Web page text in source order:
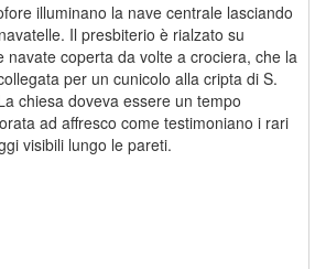
illuminano la nave centrale lasciando
Il presbiterio è rialzato su
navate coperta da volte a crociera, che la
per un cunicolo alla cripta di S.
chiesa doveva essere un tempo
ad affresco come testimoniano i rari
visibili lungo le pareti.